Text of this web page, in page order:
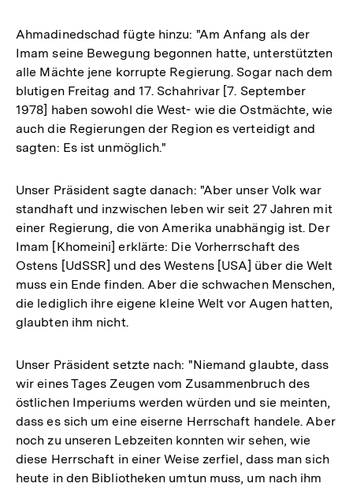
Ahmadinedschad fügte hinzu: "Am Anfang als der
Imam seine Bewegung begonnen hatte, unterstützten
alle Mächte jene korrupte Regierung. Sogar nach dem
blutigen Freitag and 17. Schahrivar [7. September
1978] haben sowohl die West- wie die Ostmächte, wie
auch die Regierungen der Region es verteidigt and
sagten: Es ist unmöglich."
Unser Präsident sagte danach: "Aber unser Volk war
standhaft und inzwischen leben wir seit 27 Jahren mit
einer Regierung, die von Amerika unabhängig ist. Der
Imam [Khomeini] erklärte: Die Vorherrschaft des
Ostens [UdSSR] und des Westens [USA] über die Welt
muss ein Ende finden. Aber die schwachen Menschen,
die lediglich ihre eigene kleine Welt vor Augen hatten,
glaubten ihm nicht.
Unser Präsident setzte nach: "Niemand glaubte, dass
wir eines Tages Zeugen vom Zusammenbruch des
östlichen Imperiums werden würden und sie meinten,
dass es sich um eine eiserne Herrschaft handele. Aber
noch zu unseren Lebzeiten konnten wir sehen, wie
diese Herrschaft in einer Weise zerfiel, dass man sich
heute in den Bibliotheken umtun muss, um nach ihm